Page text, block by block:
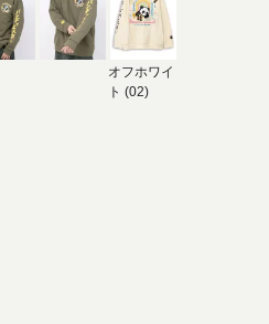
オフホワイ
ト (02)